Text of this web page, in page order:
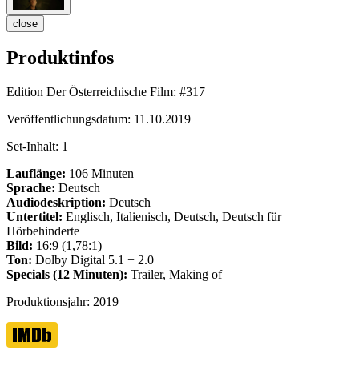
close
Produktinfos
Edition Der Österreichische Film: #317
Veröffentlichungsdatum: 11.10.2019
Set-Inhalt: 1
Lauflänge: 106 Minuten
Sprache: Deutsch
Audiodeskription: Deutsch
Untertitel: Englisch, Italienisch, Deutsch, Deutsch für
Hörbehinderte
Bild: 16:9 (1,78:1)
Ton: Dolby Digital 5.1 + 2.0
Specials (12 Minuten): Trailer, Making of
Produktionsjahr: 2019